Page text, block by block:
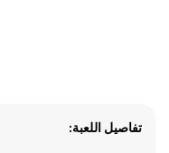
تفاصيل اللعبة: